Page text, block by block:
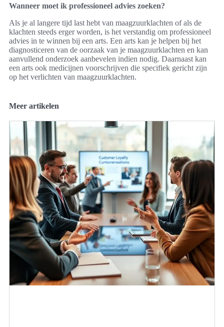
Wanneer moet ik professioneel advies zoeken?
Als je al langere tijd last hebt van maagzuurklachten of als de
klachten steeds erger worden, is het verstandig om professioneel
advies in te winnen bij een arts. Een arts kan je helpen bij het
diagnosticeren van de oorzaak van je maagzuurklachten en kan
aanvullend onderzoek aanbevelen indien nodig. Daarnaast kan
een arts ook medicijnen voorschrijven die specifiek gericht zijn
op het verlichten van maagzuurklachten.
Meer artikelen